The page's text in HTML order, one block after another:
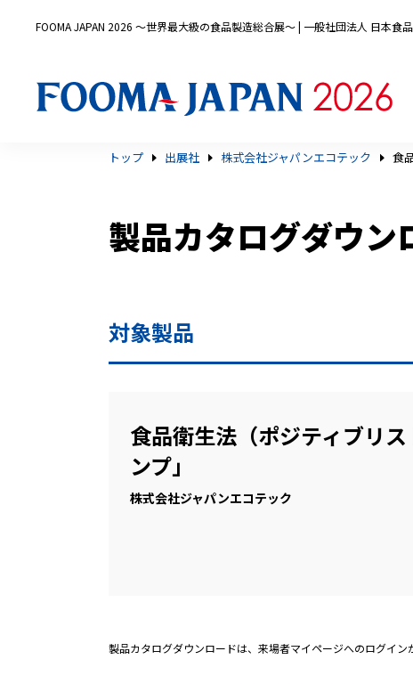
FOOMA JAPAN 2026 〜世界最大級の食品製造総合展〜 | 一般社団法人 日本食
トップ
出展社 株式会社ジャパンエコテック 食
製品カタログダウン
対象製品
食品衛生法（ポジティブリ
ンプ」
株式会社ジャパンエコテック
製品カタログダウンロードは、来場者マイページへのログイン